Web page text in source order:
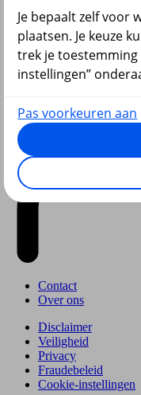
Contact
Over ons
Disclaimer
Veiligheid
Privacy
Fraudebeleid
Cookie-instellingen
Je bepaalt zelf voor
plaatsen. Je keuze
trek je toestemming
instellingen”
Pas voorkeuren aan